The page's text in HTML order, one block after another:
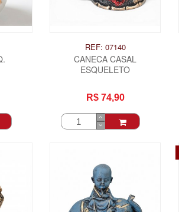
REF: 07140
CANECA CASAL
ESQUELETO
R$ 74,90